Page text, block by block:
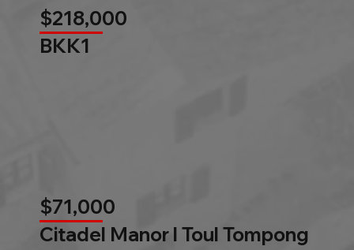
$218,000
BKK1
$71,000
Citadel Manor l Toul Tompong